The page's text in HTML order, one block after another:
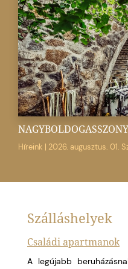
Híreink | 2026. augusztus. 01.
Szálláshelyek
Családi apartmanok
A legújabb